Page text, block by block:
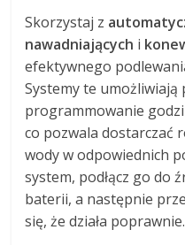
Skorzystaj z
nawadniających i
efektywnego
Systemy te umożliwiają
programmowanie
co pozwala dostarczać
wody w odpowiednich
system, podłącz go do
baterii, a następnie
się, że działa poprawnie.